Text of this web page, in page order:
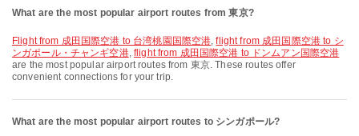
What are the most popular airport routes from 東京?
flight from 成田国際空港 to 台湾桃園国際空港,flight from 成田国際空港 to シ
ンガポール・チャンギ空港, flight from 成田国際空港 to ドンムアン国際空港
are the most popular airport routes from 東京. These routes offer
convenient connections for your trip.
What are the most popular airport routes to シンガポール?